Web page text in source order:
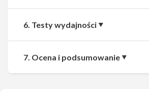
Udostępnij
6. Testy wydajności
7. Ocena i podsumowanie